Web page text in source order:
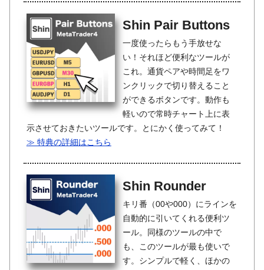
Shin Pair Buttons
一度使ったらもう手放せな
い！それほど便利なツールが
これ。通貨ペアや時間足をワ
ンクリックで切り替えること
ができるボタンです。動作も
軽いので常時チャート上に表
示させておきたいツールです。とにかく使ってみて！
≫ 特典の詳細はこちら
Shin Rounder
キリ番（00や000）にラインを
自動的に引いてくれる便利ツ
ール。同様のツールの中で
も、このツールが最も使いで
す。シンプルで軽く、ほかの